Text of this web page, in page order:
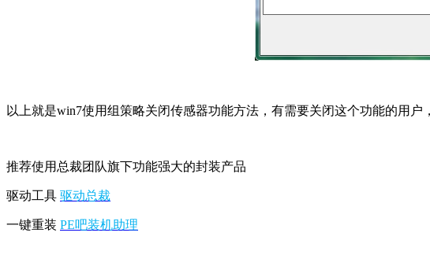
以上就是win7使用组策略关闭传感器功能方法，有需要关闭这个功能的用
推荐使用总裁团队旗下功能强大的封装产品
驱动工具 驱动总裁
一键重装 PE吧装机助理